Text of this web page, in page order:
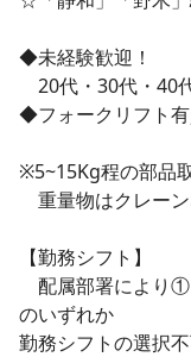
◆未経験歓迎！
20代・30代・40
◆フォークリフト有
※5~15Kg程の部品
重量物はクレー
【勤務シフト】
配属部署により
のいずれか
勤務シフトの選択